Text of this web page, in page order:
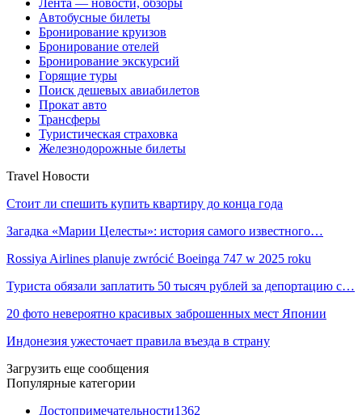
Автобусные билеты
Бронирование круизов
Бронирование отелей
Бронирование экскурсий
Горящие туры
Поиск дешевых авиабилетов
Прокат авто
Трансферы
Туристическая страховка
Железнодорожные билеты
Travel Новости
Стоит ли спешить купить квартиру до конца года
Загадка «Марии Целесты»: история самого известного…
Rossiya Airlines planuje zwrócić Boeinga 747 w 2025 roku
Туриста обязали заплатить 50 тысяч рублей за депортацию с…
20 фото невероятно красивых заброшенных мест Японии
Индонезия ужесточает правила въезда в страну
Загрузить еще сообщения
Популярные категории
Достопримечательности1362